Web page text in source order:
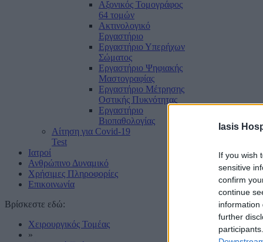
Iasis
If you wish
sensitive
confirm
continue
information
further
Αξονικός Τομογράφος
64 τομών
Ακτινολογικό
Εργαστήριο
Εργαστήριο Υπερήχων
Σώματος
Εργαστήριο Ψηφιακής
Μαστογραφίας
Εργαστήριο Μέτρησης
Οστικής Πυκνότητας
Εργαστήριο
Βιοπαθολογίας
Αίτηση για Covid-19
Test
Ιατροί
Ανθρώπινο Δυναμικό
Χρήσιμες Πληροφορίες
Επικοινωνία
Βρίσκεστε εδώ:
Χειρουργικός Τομέας
»